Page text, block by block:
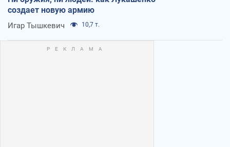
создает новую армию
Игар Тышкевич 10,7 т.